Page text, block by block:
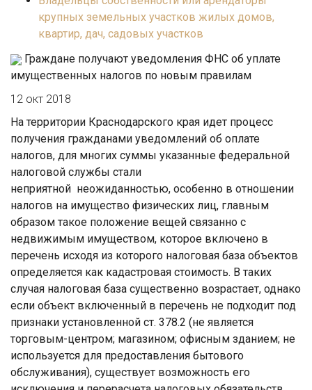
крупных земельных участков жилых домов,
квартир, дач, садовых участков
Граждане получают уведомления ФНС об уплате
имущественных налогов по новым правилам
12 окт 2018
На территории Краснодарского края идет процесс
получения гражданами уведомлений об оплате
налогов, для многих суммы указанные федеральной
налоговой службы стали
неприятной неожиданностью, особенно в отношении
налогов на имущество физических лиц, главным
образом такое положение вещей связанно с
недвижимым имуществом, которое включено в
перечень исходя из которого налоговая база объектов
определяется как кадастровая стоимость. В таких
случая налоговая база существенно возрастает, однако
если объект включенный в перечень не подходит под
признаки установленной ст. 378.2 (не является
торговым-центром; магазином; офисным зданием; не
используется для предоставления бытового
обслуживания), существует возможность его